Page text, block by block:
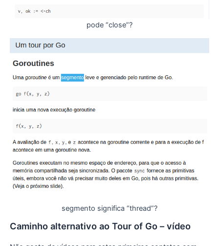
pode “close”?
segmento significa “thread”?
Caminho alternativo ao Tour of Go – vídeo